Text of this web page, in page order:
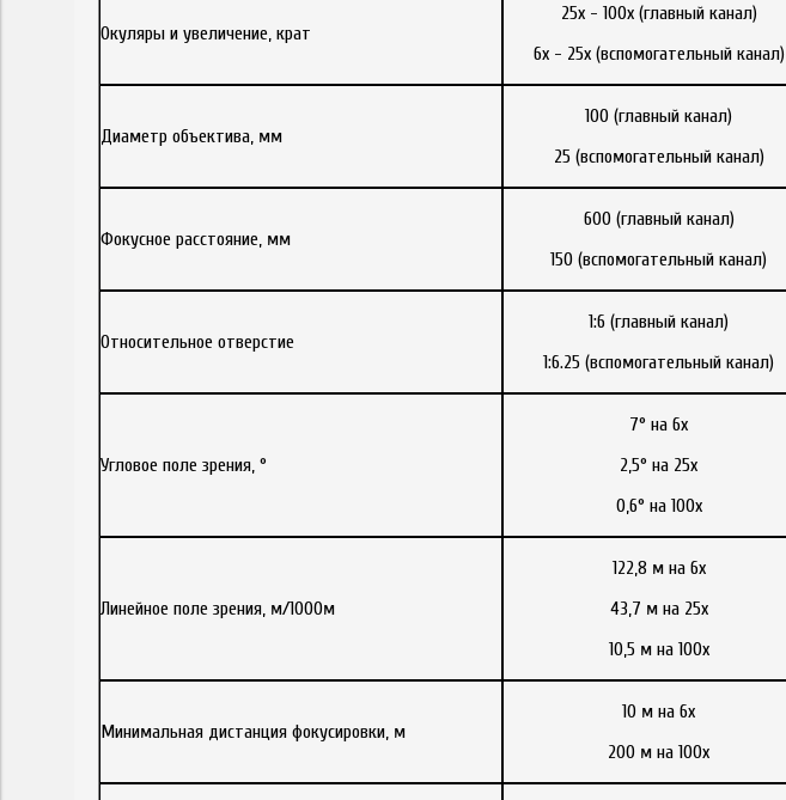
Окуляры и увеличение, крат
25x - 100x (главный канал)
6x - 25x (вспомогательный канал)
Диаметр объектива, мм
100 (главный канал)
25 (вспомогательный канал)
Фокусное расстояние, мм
600 (главный канал)
150 (вспомогательный канал)
Относительное отверстие
1:6 (главный канал)
1:6.25 (вспомогательный канал)
Угловое поле зрения, °
7° на 6x
2,5° на 25x
0,6° на 100x
Линейное поле зрения, м/1000м
122,8 м на 6x
43,7 м на 25x
10,5 м на 100x
Минимальная дистанция фокусировки, м
10 м на 6x
200 м на 100х